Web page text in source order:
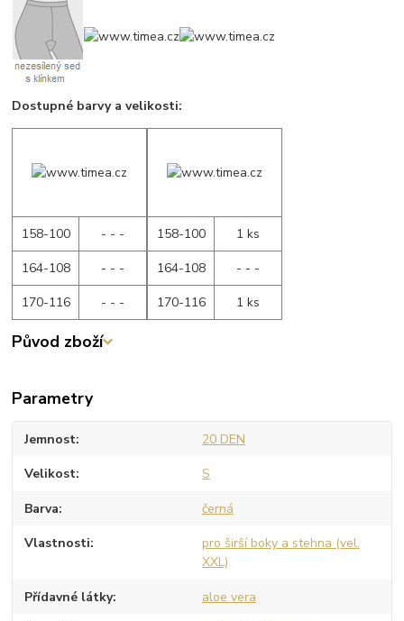
Dostupné barvy a velikosti:
158-100
- - -
164-108
- - -
170-116
- - -
158-100
1 ks
164-108
- - -
170-116
1 ks
Původ zboží
Parametry
Jemnost 20 DEN
Velikost S
Barva černá
Vlastnosti
pro širší boky a stehna (vel.
XXL)
Přídavné látky aloe vera